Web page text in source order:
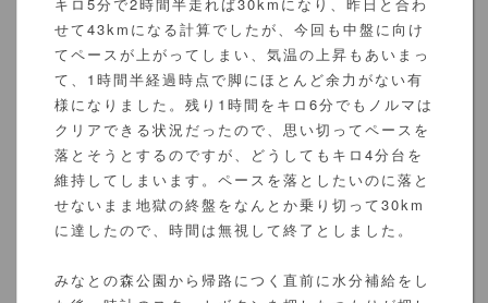
せて43kmになる計算でしたが、今回も中盤に向け
てペースが上がってしまい、気温の上昇もあいまっ
て、1時間半経過時点で脚にほとんど余力がない有
様になりました。残り1時間をキロ6分でもノルマは
クリアできる状況だったので、思い切ってペースを
落とそうとするのですが、どうしてもキロ4分台を
維持してしまいます。ペースを落としたいのに落と
せないまま地獄の終盤をなんとか乗り切って30km
に達したので、時間は無視して終了としました。
みなとの森公園から帰路につく直前に水分補給をし